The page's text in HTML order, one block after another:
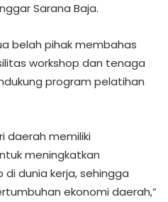
Sarana Baja.
belah pihak membahas
workshop dan tenaga
program pelatihan
daerah memiliki
meningkatkan
dunia kerja, sehingga
ekonomi daerah,”